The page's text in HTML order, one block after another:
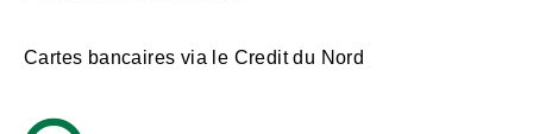
Cartes bancaires via le Credit du Nord